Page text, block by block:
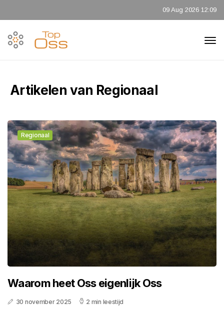
09 Aug 2026 12:09
Artikelen van Regionaal
Regionaal
Waarom heet Oss eigenlijk Oss
30 november 2025 2 min leestijd